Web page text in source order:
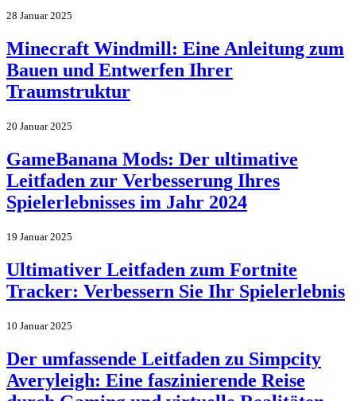
28 Januar 2025
Minecraft Windmill: Eine Anleitung zum
Bauen und Entwerfen Ihrer
Traumstruktur
20 Januar 2025
GameBanana Mods: Der ultimative
Leitfaden zur Verbesserung Ihres
Spielerlebnisses im Jahr 2024
19 Januar 2025
Ultimativer Leitfaden zum Fortnite
Tracker: Verbessern Sie Ihr Spielerlebnis
10 Januar 2025
Der umfassende Leitfaden zu Simpcity
Averyleigh: Eine faszinierende Reise